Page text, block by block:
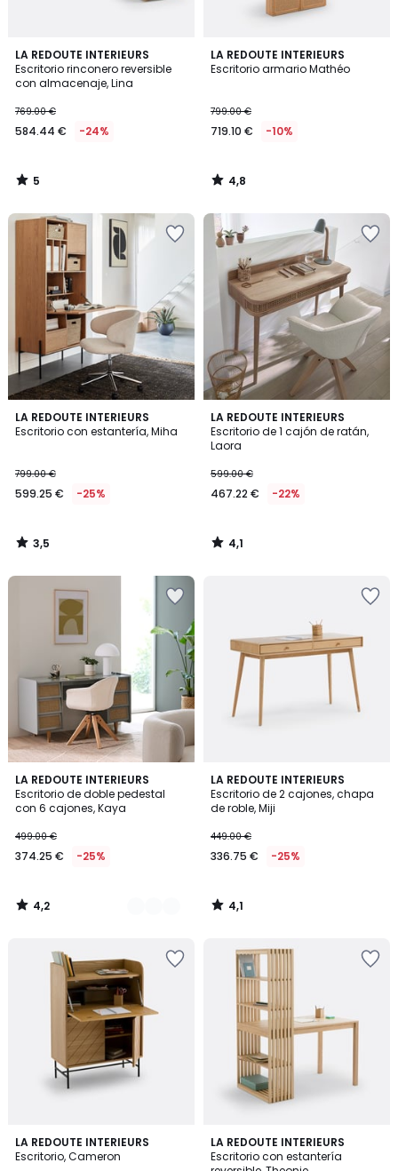
LA REDOUTE INTERIEURS
Escritorio rinconero reversible
con almacenaje, Lina
769.00 €
584.44 € -24%
5
/
5
5
/
LA REDOUTE INTERIEURS
Escritorio armario Mathéo
799.00 €
719.10 € -10%
4,8
/ 5
4,8
/
LA REDOUTE INTERIEURS
Escritorio con estantería, Miha
799.00 €
599.25 € -25%
3,5
/ 5
3,5
/
LA REDOUTE INTERIEURS
Escritorio de 1 cajón de ratán,
Laora
599.00 €
467.22 € -22%
4,1
/ 5
4,1
/
LA REDOUTE INTERIEURS
Escritorio de doble pedestal
con 6 cajones, Kaya
499.00 €
374.25 € -25%
4,2
/ 5
2
Colores
4,2
/
LA REDOUTE INTERIEURS
Escritorio de 2 cajones, chapa
de roble, Miji
449.00 €
336.75 € -25%
4,1
/ 5
4,1
/
LA REDOUTE INTERIEURS
Escritorio, Cameron
4,2
/ 5
LA REDOUTE INTERIEURS
Escritorio con estantería
4,2
/ 5